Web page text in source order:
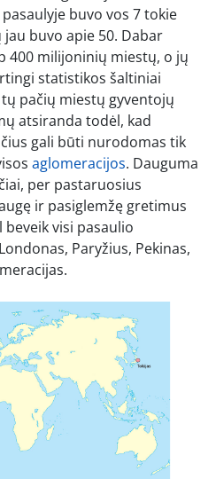
buvo vos 7 tokie
jau buvo apie 50. Dabar
400 milijoninių miestų, o jų
statistikos šaltiniai
pačių miestų gyventojų
atsiranda todėl, kad
gali būti nurodomas tik
aglomeracijos. Dauguma
per pastaruosius
ir pasiglemžę gretimus
visi pasaulio
Paryžius, Pekinas,